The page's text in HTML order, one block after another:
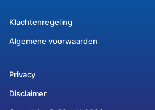
Klachtenregeling
Algemene voorwaarden
Privacy
Disclaimer